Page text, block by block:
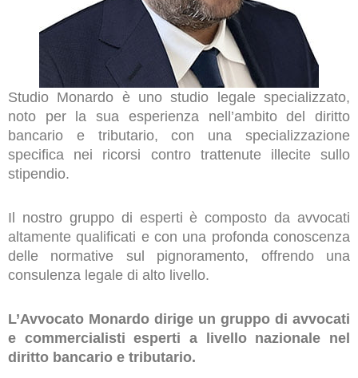
Studio Monardo è uno studio legale specializzato,
noto per la sua esperienza nell’ambito del diritto
bancario e tributario, con una specializzazione
specifica nei ricorsi contro trattenute illecite sullo
stipendio.
Il nostro gruppo di esperti è composto da avvocati
altamente qualificati e con una profonda conoscenza
delle normative sul pignoramento, offrendo una
consulenza legale di alto livello.
L’Avvocato Monardo dirige un gruppo di avvocati
e commercialisti esperti a livello nazionale nel
diritto bancario e tributario.